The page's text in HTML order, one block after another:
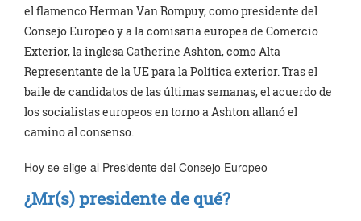
el flamenco Herman Van Rompuy, como presidente del
Consejo Europeo y a la comisaria europea de Comercio
Exterior, la inglesa Catherine Ashton, como Alta
Representante de la UE para la Política exterior. Tras el
baile de candidatos de las últimas semanas, el acuerdo de
los socialistas europeos en torno a Ashton allanó el
camino al consenso.
Hoy se elige al Presidente del Consejo Europeo
¿Mr(s) presidente de qué?